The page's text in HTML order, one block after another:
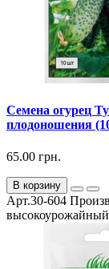
Семена огурец
плодоношения
65.00 грн.
В корзину
Арт.30-604
высокоурожайный